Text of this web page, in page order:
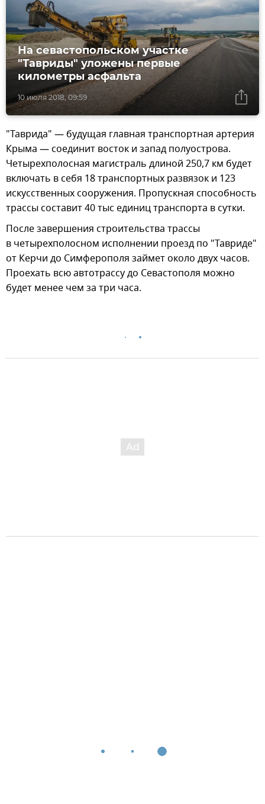
10 июля 2018, 09:59
На севастопольском участке
"Тавриды" уложены первые
километры асфальта
"Таврида" — будущая главная транспортная артерия
Крыма — соединит восток и запад полуострова.
Четырехполосная магистраль длиной 250,7 км будет
включать в себя 18 транспортных развязок и 123
искусственных сооружения. Пропускная способность
трассы составит 40 тыс единиц транспорта в сутки.
После завершения строительства трассы
в четырехполосном исполнении проезд по "Тавриде"
от Керчи до Симферополя займет около двух часов.
Проехать всю автотрассу до Севастополя можно
будет менее чем за три часа.